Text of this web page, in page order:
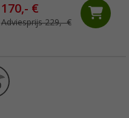
170,- €
Adviesprijs 229,- €